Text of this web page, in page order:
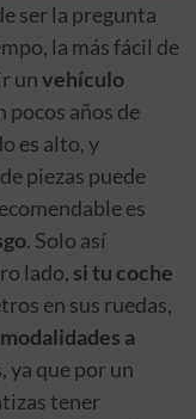
ser la pregunta
la más fácil de
unvehículo
pocos años de
es alto, y
piezas puede
es
. Solo así
lado, si tu coche
en sus ruedas,
modalidades a
ya que por un
tener